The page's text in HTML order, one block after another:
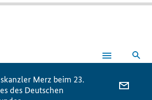
Merz beim 23.
des Deutschen